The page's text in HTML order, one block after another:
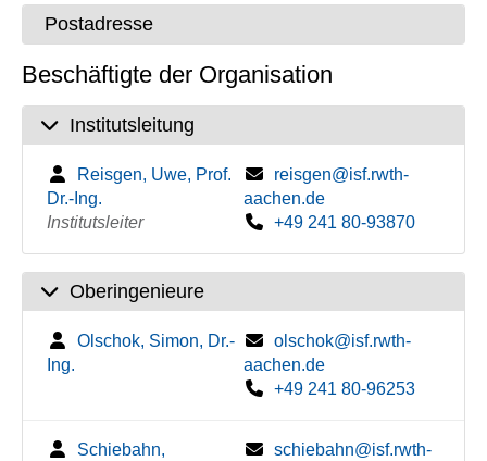
Postadresse
Beschäftigte der Organisation
Institutsleitung
Reisgen, Uwe, Prof.
Dr.-Ing.
Institutsleiter
reisgen@isf.rwth-
aachen.de
+49 241 80-93870
Oberingenieure
Olschok, Simon, Dr.-
Ing.
olschok@isf.rwth-
aachen.de
+49 241 80-96253
Schiebahn,
schiebahn@isf.rwth-